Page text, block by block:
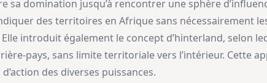
sa domination jusqu’à rencontrer une sphère
des territoires en Afrique sans nécessairement
introduit également le concept d’hinterland, selon
pays, sans limite territoriale vers l’intérieur. Cette
des diverses puissances.